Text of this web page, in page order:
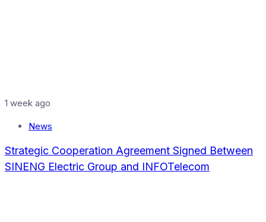
1 week ago
News
Strategic Cooperation Agreement Signed Between
SINENG Electric Group and INFOTelecom